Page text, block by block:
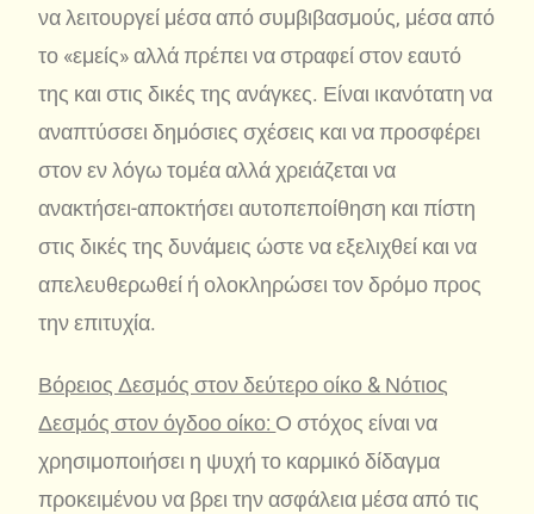
να λειτουργεί μέσα από συμβιβασμούς, μέσα από
το «εμείς» αλλά πρέπει να στραφεί στον εαυτό
της και στις δικές της ανάγκες. Είναι ικανότατη να
αναπτύσσει δημόσιες σχέσεις και να προσφέρει
στον εν λόγω τομέα αλλά χρειάζεται να
ανακτήσει-αποκτήσει αυτοπεποίθηση και πίστη
στις δικές της δυνάμεις ώστε να εξελιχθεί και να
απελευθερωθεί ή ολοκληρώσει τον δρόμο προς
την επιτυχία.
Βόρειος Δεσμός στον δεύτερο οίκο & Νότιος
Δεσμός στον όγδοο οίκο: Ο στόχος είναι να
χρησιμοποιήσει η ψυχή το καρμικό δίδαγμα
προκειμένου να βρει την ασφάλεια μέσα από τις